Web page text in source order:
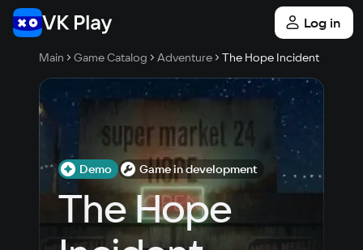
Log in
Main Game Catalog Adventure The Hope Incident
Demo Game in development
The Hope